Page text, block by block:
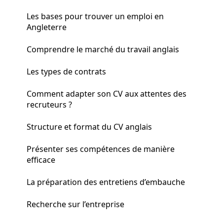
Les bases pour trouver un emploi en
Angleterre
Comprendre le marché du travail anglais
Les types de contrats
Comment adapter son CV aux attentes des
recruteurs ?
Structure et format du CV anglais
Présenter ses compétences de manière
efficace
La préparation des entretiens d’embauche
Recherche sur l’entreprise